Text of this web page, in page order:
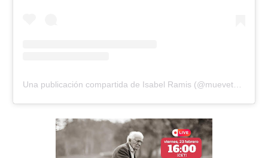
Una publicación compartida de Isabel Ramis (@mueveteenbicipormadrid)